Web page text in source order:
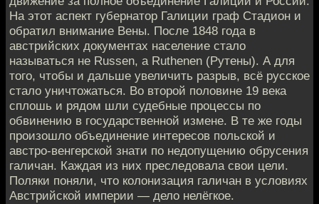
На этот аспект губернатор Галиции граф Стадион и
обратил внимание Вены. После 1848 года в
австрийских документах население стало
называться не Russen, а Ruthenen (Рутены). А для
того, чтобы и дальше увеличить разрыв, всё русское
стало уничтожаться. Во второй половине 19 века
сплошь и рядом шли судебные процессы по
обвинению в государственной измене. В те же годы
произошло объединение интересов польской и
австро-венгерской знати по недопущению обрусения
галичан. Каждая из них преследовала свои цели.
Поляки поняли, что колонизация галичан в условиях
Австрийской империи — дело нелёгкое.